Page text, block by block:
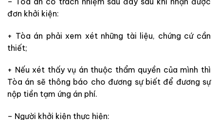
đơn khởi kiện:
+ Tòa án phải xem xét những tài liệu, chứng cứ cần
thiết;
+ Nếu xét thấy vụ án thuộc thẩm quyền của mình thì
Tòa án sẽ thông báo cho đương sự biết để đương sự
nộp tiền tạm ứng án phí.
– Người khởi kiện thực hiện: